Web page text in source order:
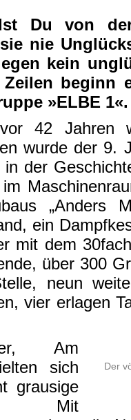
Du von
nie
kein
Zeilen beginn
»ELBE
42 Jahren
wurde der 9.
in der
ein
mit dem
über 300
neun
vier erlagen
Der
Am
sich
grausige
Mit